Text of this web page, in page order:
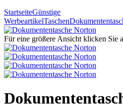
StartseiteGünstige
WerbeartikelTaschen
Für eine größere Ansicht klicken Sie